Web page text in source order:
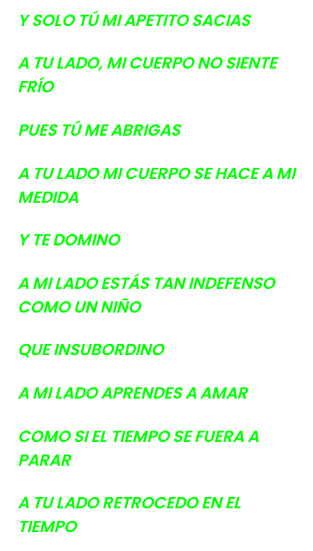
Y SOLO TÚ MI APETITO SACIAS
A TU LADO, MI CUERPO NO SIENTE
FRÍO
PUES TÚ ME ABRIGAS
A TU LADO MI CUERPO SE HACE A MI
MEDIDA
Y TE DOMINO
A MI LADO ESTÁS TAN INDEFENSO
COMO UN NIÑO
QUE INSUBORDINO
A MI LADO APRENDES A AMAR
COMO SI EL TIEMPO SE FUERA A
PARAR
A TU LADO RETROCEDO EN EL
TIEMPO